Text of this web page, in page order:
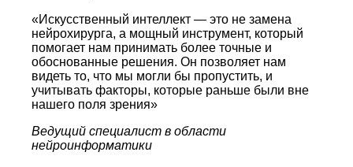
«Искусственный интеллект — это не замена
нейрохирурга, а мощный инструмент, который
помогает нам принимать более точные и
обоснованные решения. Он позволяет нам
видеть то, что мы могли бы пропустить, и
учитывать факторы, которые раньше были вне
нашего поля зрения»
Ведущий специалист в области
нейроинформатики